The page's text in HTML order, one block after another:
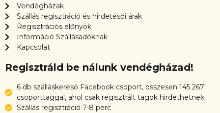
Vendégházak
Szállás regisztráció és hirdetésői árak
Regisztrációs előnyök
Információ Szállásadóknak
Kapcsolat
Regisztráld be nálunk vendégházad!
6 db szálláskereső Facebook csoport, összesen 145 267
csoporttaggal, ahol csak regisztrált tagok hirdethetnek
Szállás regisztráció 7-8 perc